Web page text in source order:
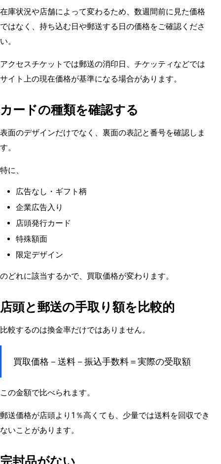
在庫状況や店舗によって変わるため、数週間前に見た価格
ではなく、持ち込む日や郵送する日の価格をご確認くださ
い。
アクセスチケットでは郵送の消印日、チケッティなどでは
サイト上の現在価格が基準になる場合があります。
カードの種類を確認する
表面のデザインだけでなく、裏面の表記と番号を確認しま
す。
特に、
広告なし・ギフト柄
企業広告入り
店頭発行カード
特殊額面
限定デザイン
のどれに該当するかで、買取価格が変わります。
店頭と郵送の手取り額を比較的
比較するのは換金率だけではありません。
買取価格－送料－振込手数料＝実際の受取額
この金額で比べられます。
郵送価格が店頭より1％高くても、少量では送料を回収でき
ないことがあります。
完封品がない